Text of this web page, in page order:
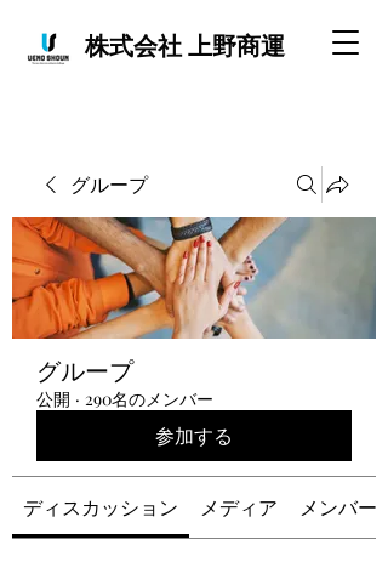
株式会社 上野商運
グループ
グループ
公開 · 290名のメンバー
参加する
ディスカッション メディア メンバー